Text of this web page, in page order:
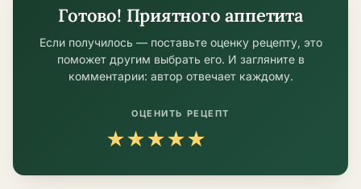
Готово! Приятного аппетита
Если получилось — поставьте оценку рецепту, это
поможет другим выбрать его. И загляните в
комментарии: автор отвечает каждому.
ОЦЕНИТЬ РЕЦЕПТ
★★★★★